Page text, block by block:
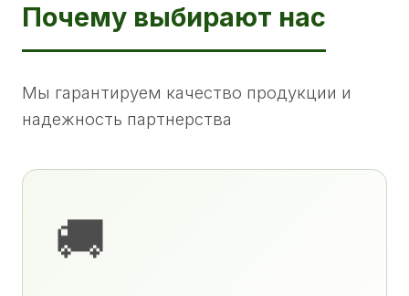
Почему выбирают нас
Мы гарантируем качество продукции и
надежность партнерства
🚚